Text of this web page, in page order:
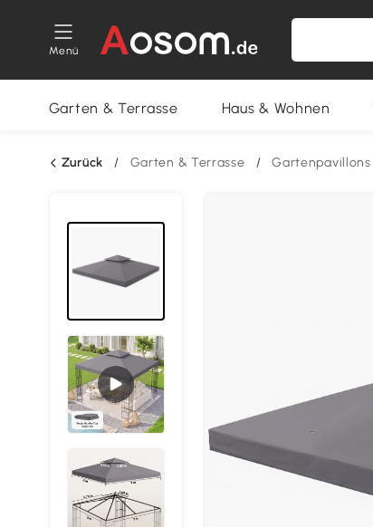
Menü
Garten & Terrasse Haus & Wohnen
Zurück / Garten & Terrasse / Gartenpavillons